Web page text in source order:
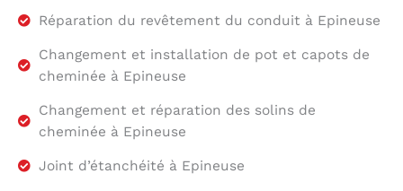
Réparation du revêtement du conduit à Epineuse
Changement et installation de pot et capots de
cheminée à Epineuse
Changement et réparation des solins de
cheminée à Epineuse
Joint d’étanchéité à Epineuse